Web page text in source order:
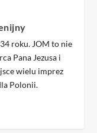
roku. JOM to nie
Pana Jezusa i
wielu imprez
Polonii.